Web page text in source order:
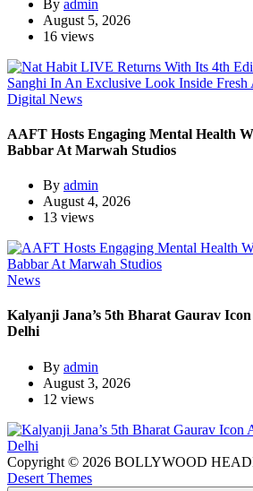
By admin
August 5, 2026
16 views
Digital News
AAFT Hosts Engaging Mental Health
Babbar At Marwah Studios
By admin
August 4, 2026
13 views
News
Kalyanji Jana’s 5th Bharat Gaurav
Delhi
By admin
August 3, 2026
12 views
Copyright © 2026 BOLLYWOOD
Desert Themes